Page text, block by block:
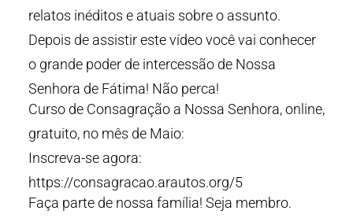
relatos inéditos e atuais sobre o assunto.
Depois de assistir este vídeo você vai conhecer
o grande poder de intercessão de Nossa
Senhora de Fátima! Não perca!
Curso de Consagração a Nossa Senhora, online,
gratuito, no mês de Maio:
Inscreva-se agora:
https://consagracao.arautos.org/5
Faça parte de nossa família! Seja membro.